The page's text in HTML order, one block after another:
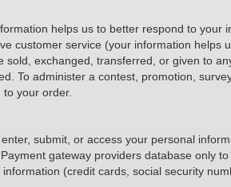
helps us to better respond to your
customer service (your information helps
exchanged, transferred, or given to
To administer a contest, promotion,
your order.
submit, or access your personal
gateway providers database only
(credit cards, social security